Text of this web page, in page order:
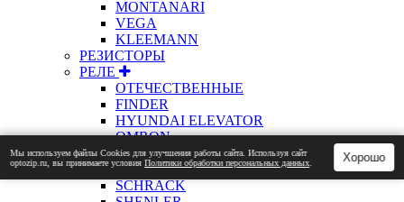
MONTANARI
VEGA
KLEEMANN
РЕЗИСТОРЫ
РЕЛЕ
ОТЕЧЕСТВЕННЫЕ
FINDER
HYUNDAI ELEVATOR
OMRON
OTIS
RELPOL
SCHRACK
Мы используем файлы Сookies для улучшения работы сайта. Используя сайт
optozip.ru, вы принимаете условияПолитики обработки персональных данных Хорошо